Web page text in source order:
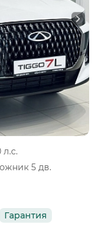
л.с.
5 дв.
Гарантия